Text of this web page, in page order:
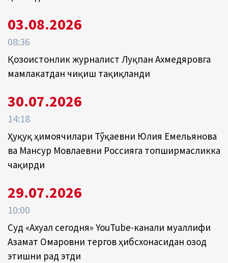
03.08.2026
08:36
Қозоғистонлик журналист Луқпан Ахмедяровга
мамлакатдан чиқиш тақиқланди
30.07.2026
14:18
Ҳуқуқ ҳимоячилари Тўқаевни Юлия Емельянова
ва Мансур Мовлаевни Россияга топширмасликка
чақирди
29.07.2026
10:00
Суд «Ахуал сегодня» YouTube-канали муаллифи
Азамат Омаровни тергов ҳибсхонасидан озод
этишни рад этди